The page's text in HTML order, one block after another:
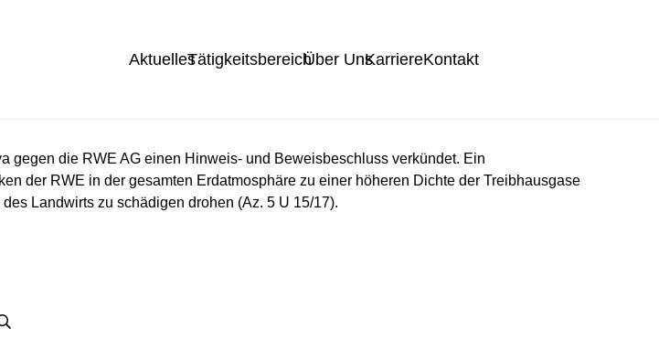
AktuellesTätigkeitsbereichÜber UnsKarriereKontakt
gegen die RWE AG einen Hinweis- und Beweisbeschluss verkündet. Ein
der RWE in der gesamten Erdatmosphäre zu einer höheren Dichte der Treibhausgase
Landwirts zu schädigen drohen (Az. 5 U 15/17).